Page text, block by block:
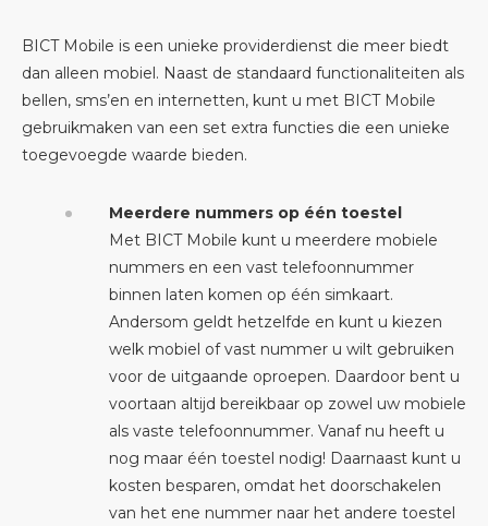
BICT Mobile is een unieke providerdienst die meer biedt
dan alleen mobiel. Naast de standaard functionaliteiten als
bellen, sms’en en internetten, kunt u met BICT Mobile
gebruikmaken van een set extra functies die een unieke
toegevoegde waarde bieden.
Meerdere nummers op één toestel
Met BICT Mobile kunt u meerdere mobiele
nummers en een vast telefoonnummer
binnen laten komen op één simkaart.
Andersom geldt hetzelfde en kunt u kiezen
welk mobiel of vast nummer u wilt gebruiken
voor de uitgaande oproepen. Daardoor bent u
voortaan altijd bereikbaar op zowel uw mobiele
als vaste telefoonnummer. Vanaf nu heeft u
nog maar één toestel nodig! Daarnaast kunt u
kosten besparen, omdat het doorschakelen
van het ene nummer naar het andere toestel